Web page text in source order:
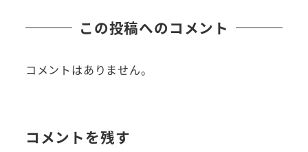
この投稿へのコメント
コメントはありません。
コメントを残す